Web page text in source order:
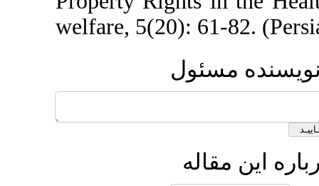
welfare, 5(20):